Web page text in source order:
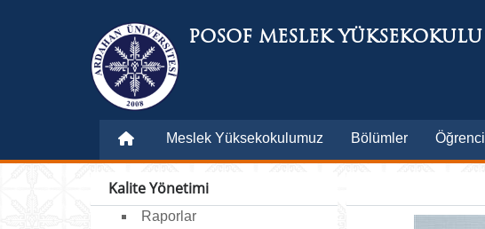
POSOF MESLEK YÜKSEKOKULU
Meslek Yüksekokulumuz Bölümler Öğrenci
Kalite Yönetimi
Raporlar